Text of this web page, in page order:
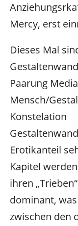
Mercy, erst
Dieses Mal
Paarung
Mensch/
Konstelation
Erotikanteil
Kapitel
ihren
dominant,
zwischen den